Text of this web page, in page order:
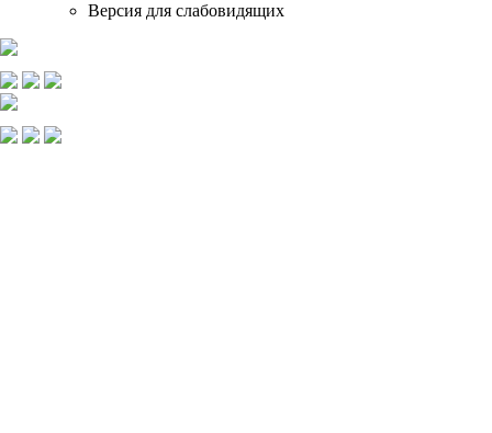
Версия для слабовидящих